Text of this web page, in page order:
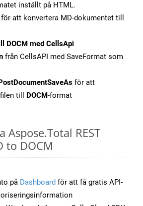
inställt på HTML.
att konvertera MD-dokumentet till
DOCM med CellsApi
från CellsAPI med SaveFormat som
för att
till DOCM-format
REST
to DOCM
på Dashboard för att få gratis API-